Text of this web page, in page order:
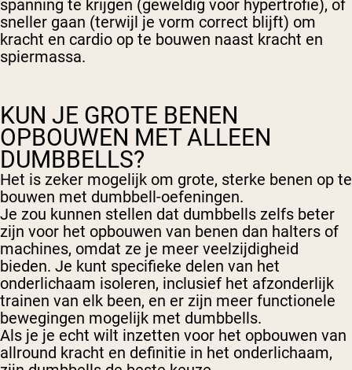
spanning te krijgen (geweldig voor hypertrofie), of
sneller gaan (terwijl je vorm correct blijft) om
kracht en cardio op te bouwen naast kracht en
spiermassa.
KUN JE GROTE BENEN
OPBOUWEN MET ALLEEN
DUMBBELLS?
Het is zeker mogelijk om grote, sterke benen op te
bouwen met dumbbell-oefeningen.
Je zou kunnen stellen dat dumbbells zelfs beter
zijn voor het opbouwen van benen dan halters of
machines, omdat ze je meer veelzijdigheid
bieden. Je kunt specifieke delen van het
onderlichaam isoleren, inclusief het afzonderlijk
trainen van elk been, en er zijn meer functionele
bewegingen mogelijk met dumbbells.
Als je je echt wilt inzetten voor het opbouwen van
allround kracht en definitie in het onderlichaam,